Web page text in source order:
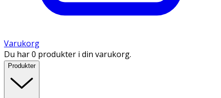
Varukorg
Du har 0 produkter i din varukorg.
Produkter